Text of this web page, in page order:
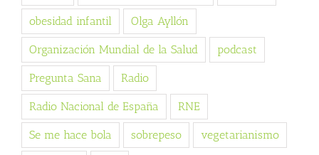
obesidad infantil Olga Ayllón
Organización Mundial de la Salud podcast
Pregunta Sana Radio
Radio Nacional de España RNE
Se me hace bola sobrepeso vegetarianismo